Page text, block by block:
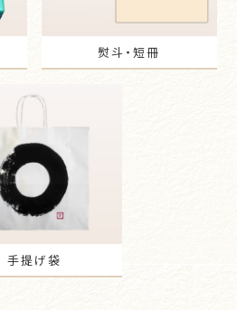
熨斗・短冊
手提げ袋